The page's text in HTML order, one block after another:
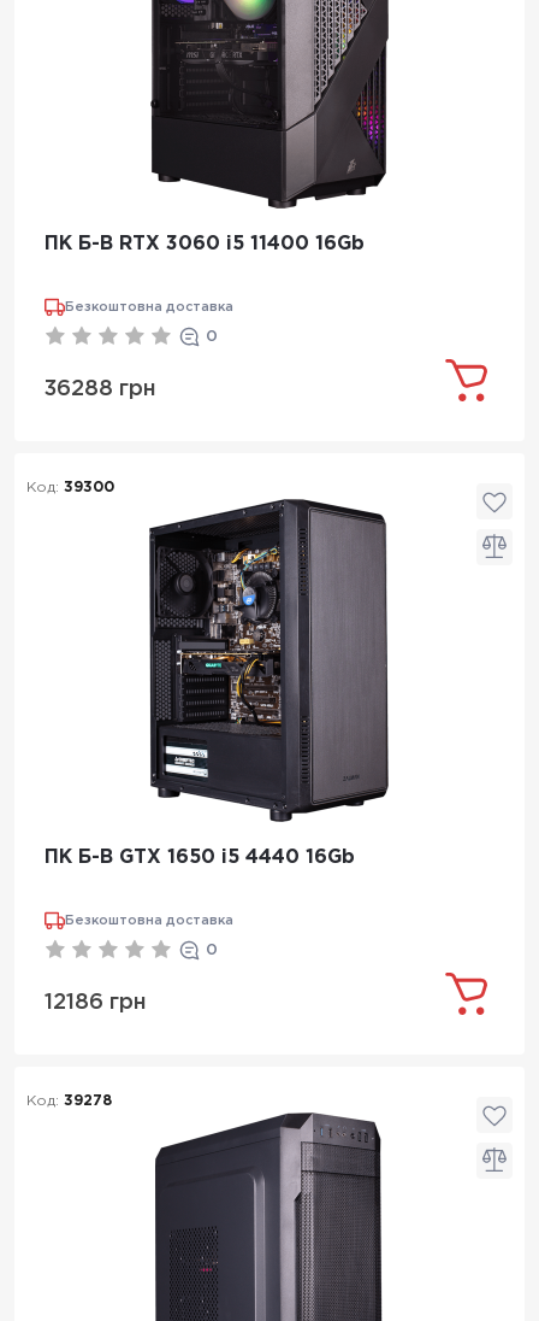
ПК Б-В RTX 3060 i5 11400 16Gb
Безкоштовна доставка
0
36288 грн
Код: 39300
ПК Б-В GTX 1650 i5 4440 16Gb
Безкоштовна доставка
0
12186 грн
Код: 39278